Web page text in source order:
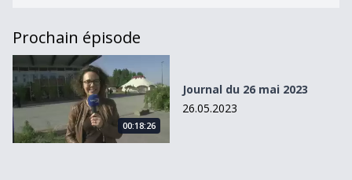
Prochain épisode
Journal du 26 mai 2023
00:18:26
Journal du 26 mai 2023
26.05.2023